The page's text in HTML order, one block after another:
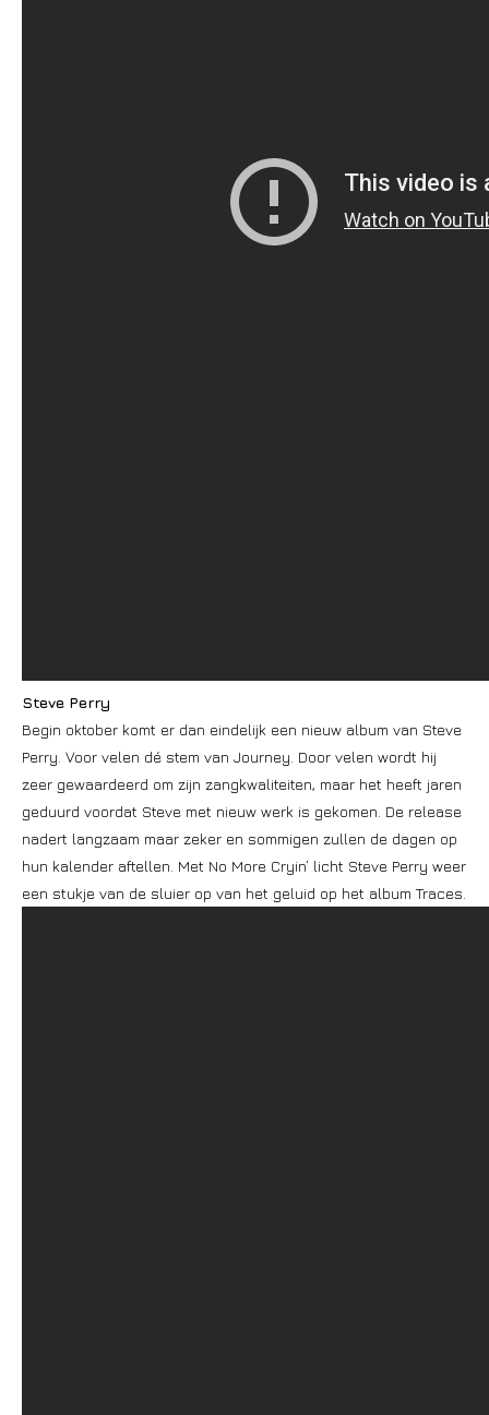
Steve Perry
Begin oktober komt er dan eindelijk een nieuw album van Steve
Perry. Voor velen dé stem van Journey. Door velen wordt hij
zeer gewaardeerd om zijn zangkwaliteiten, maar het heeft jaren
geduurd voordat Steve met nieuw werk is gekomen. De release
nadert langzaam maar zeker en sommigen zullen de dagen op
hun kalender aftellen. Met No More Cryin’ licht Steve Perry weer
een stukje van de sluier op van het geluid op het album Traces.